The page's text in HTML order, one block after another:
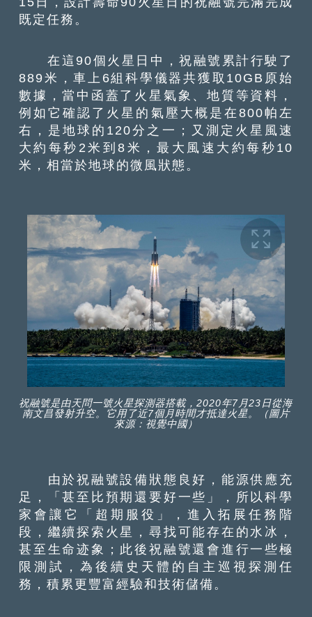
既定任務。
在這90個火星日中，祝融號累計行駛了
889米，車上6組科學儀器共獲取10GB原始
數據，當中函蓋了火星氣象、地質等資料，
例如它確認了火星的氣壓大概是在800帕左
右，是地球的120分之一；又測定火星風速
大約每秒2米到8米，最大風速大約每秒10
米，相當於地球的微風狀態。
祝融號是由天問一號火星探測器搭載，2020年7月23日從海
南文昌發射升空。它用了近7個月時間才抵達火星。（圖片
來源：視覺中國）
由於祝融號設備狀態良好，能源供應充
足，「甚至比預期還要好一些」，所以科學
家會讓它「超期服役」，進入拓展任務階
段，繼續探索火星，尋找可能存在的水冰，
甚至生命迹象；此後祝融號還會進行一些極
限測試，為後續史天體的自主巡視探測任
務，積累更豐富經驗和技術儲備。